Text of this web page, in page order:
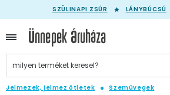
SZÜLINAPI ZSÚR LÁNYBÚCSÚ
Jelmezek, jelmez ötletek Szemüvegek